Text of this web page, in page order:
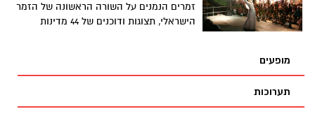
זמרים הנמנים על השורה הראשונה של הזמר
הישראלי, תצוגות ודוכנים של 44 מדינות
את קיץ 2013 לבינלאומי, שמח, אמנותי, מעניין
תחושה של "חו"ל זה פה ממול" בחוצות היוצר
מופעים
תערוכות